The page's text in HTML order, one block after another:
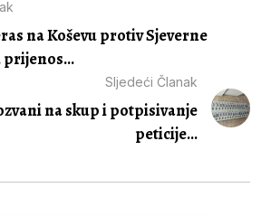
na Koševu protiv Sjeverne
Sljedeći Članak
na skup i potpisivanje
peticije...